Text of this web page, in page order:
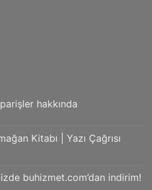
hakkında
Kitabı | Yazı Çağrısı
buhizmet.com’dan indirim!